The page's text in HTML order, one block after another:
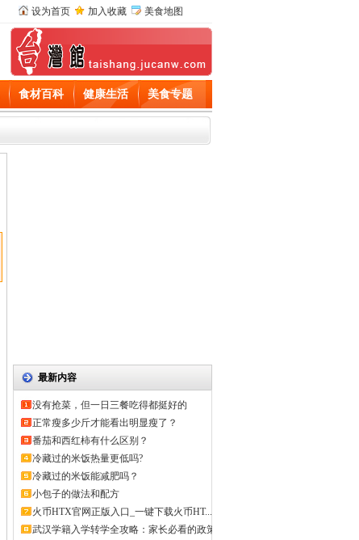
设为首页 加入收藏 美食地图
食材百科 健康生活 美食专题
最新内容
没有抢菜，但一日三餐吃得都挺好的
正常瘦多少斤才能看出明显瘦了？
番茄和西红柿有什么区别？
冷藏过的米饭热量更低吗?
冷藏过的米饭能减肥吗？
小包子的做法和配方
火币HTX官网正版入口_一键下载火币HT...
武汉学籍入学转学全攻略：家长必看的政策